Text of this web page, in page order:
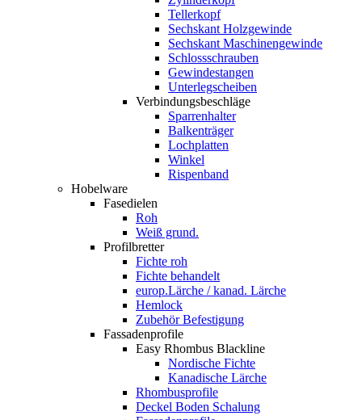
Tellerkopf
Sechskant Holzgewinde
Sechskant Maschinengewinde
Schlossschrauben
Gewindestangen
Unterlegscheiben
Verbindungsbeschläge
Sparrenhalter
Balkenträger
Lochplatten
Winkel
Rispenband
Hobelware
Fasedielen
Roh
Weiß grund.
Profilbretter
Fichte roh
Fichte behandelt
europ.Lärche / kanad. Lärche
Hemlock
Zubehör Befestigung
Fassadenprofile
Easy Rhombus Blackline
Nordische Fichte
Kanadische Lärche
Rhombusprofile
Deckel Boden Schalung